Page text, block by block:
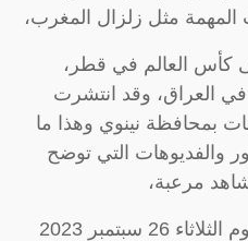
المهمة مثل زلزال المغرب،
كأس العالم في قطر،
العراق، وقد انتشرت
بمحافظة نينوي وهذا ما
والفديوهات التي توضح
مرعبة،
وقد حدث حريقً كبير مساء يوم الثلاثاء 26 سبتمبر 2023